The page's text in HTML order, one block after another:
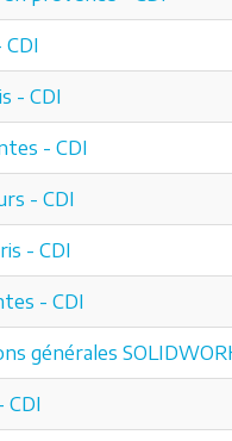
- CDI
- CDI
- CDI
- CDI
- CDI
générales
CDI